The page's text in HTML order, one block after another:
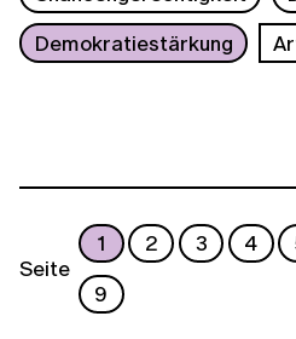
Demokratiestärkung
Seite
1 2 3 4
9